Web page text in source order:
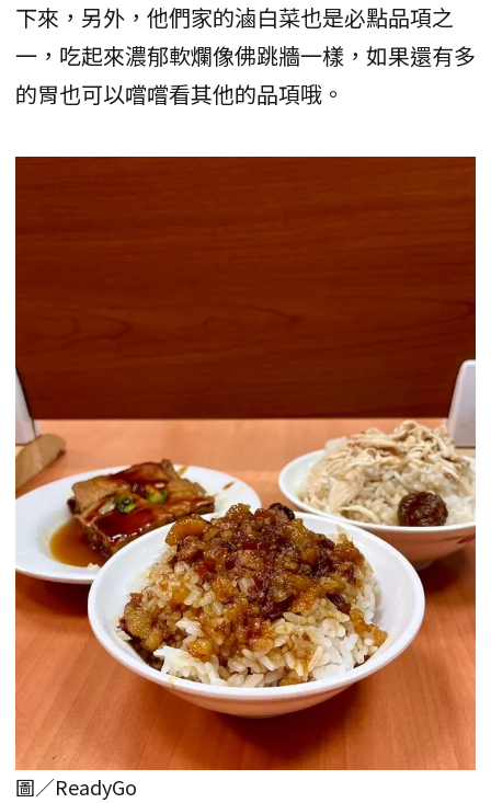
下來，另外，他們家的滷白菜也是必點品項之
一，吃起來濃郁軟爛像佛跳牆一樣，如果還有多
的胃也可以嚐嚐看其他的品項哦。
圖／ReadyGo